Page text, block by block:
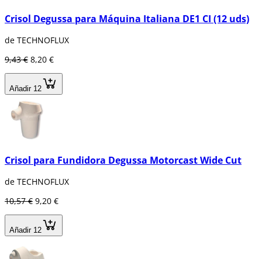
Crisol Degussa para Máquina Italiana DE1 CI (12 uds)
de TECHNOFLUX
9,43 € 8,20 €
Añadir 12
Crisol para Fundidora Degussa Motorcast Wide Cut
de TECHNOFLUX
10,57 € 9,20 €
Añadir 12